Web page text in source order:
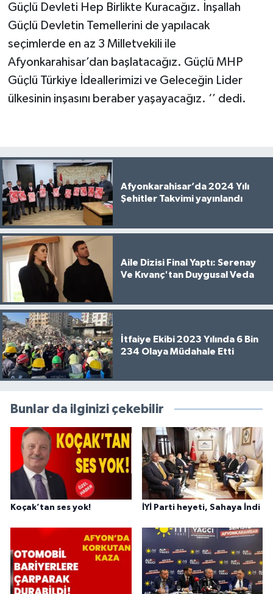
Güçlü Devleti Hep Birlikte Kuracağız. İnşallah
Güçlü Devletin Temellerini de yapılacak
seçimlerde en az 3 Milletvekili ile
Afyonkarahisar’dan başlatacağız. Güçlü MHP
Güçlü Türkiye İdeallerimizi ve Geleceğin Lider
ülkesinin inşasını beraber yaşayacağız. ‘’ dedi.
Afyonkarahisar’da 2024 Yılı
Şehitler Takvimi yayınlandı
Aile Dizisi Final Yaptı: Serenay
Ve Kıvanç'tan Duygusal Veda
İtfaiye Ekibi 2023 Yılında 6 Bin
234 Olaya Müdahale Etti
Bunlar da ilginizi çekebilir
Koçak’tan ses yok! İYİ Parti heyeti, Sahaya İndi